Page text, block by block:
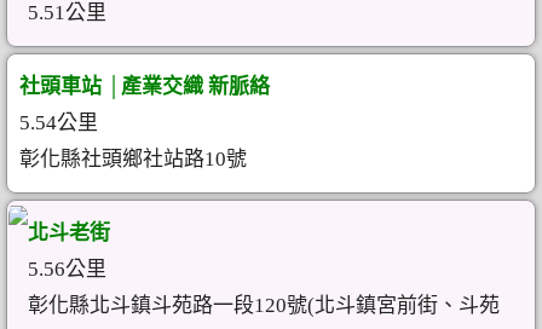
5.51公里
社頭車站 │產業交織 新脈絡
5.54公里
彰化縣社頭鄉社站路10號
北斗老街
5.56公里
彰化縣北斗鎮斗苑路一段120號(北斗鎮宮前街、斗苑